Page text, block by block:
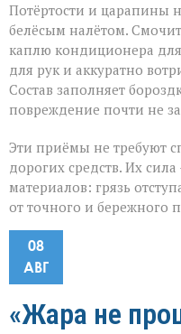
Потёртости и царапины
белёсым налётом.
каплю кондиционера
для рук и аккуратно
Состав заполняет
повреждение почти не
Эти приёмы не требуют
дорогих средств. Их
материалов: грязь
от точного и бережного
08
АВГ
«Жара не